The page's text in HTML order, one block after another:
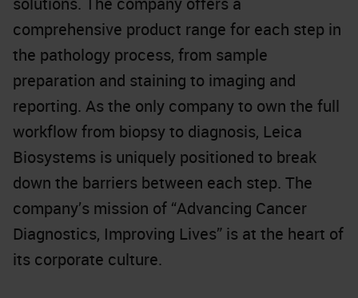
comprehensive product range for each step in
the pathology process, from sample
preparation and staining to imaging and
reporting. As the only company to own the full
workflow from biopsy to diagnosis, Leica
Biosystems is uniquely positioned to break
down the barriers between each step. The
company’s mission of “Advancing Cancer
Diagnostics, Improving Lives” is at the heart of
its corporate culture.